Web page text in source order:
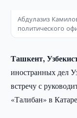
Абдулазиз
политического
Ташкент,
иностранных дел
встречу с
«Талибан» в